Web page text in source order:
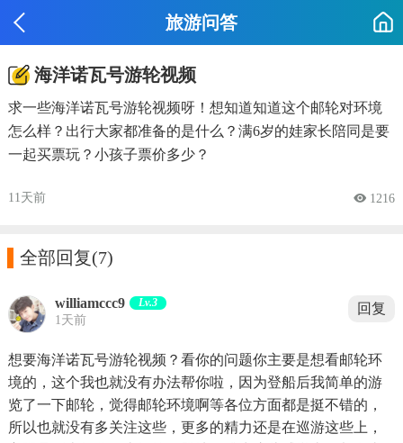
旅游问答
海洋诺瓦号游轮视频
求一些海洋诺瓦号游轮视频呀！想知道知道这个邮轮对环境
怎么样？出行大家都准备的是什么？满6岁的娃家长陪同是要
一起买票玩？小孩子票价多少？
11天前  1216
全部回复(7)
williamccc9 Lv.3
1天前
回复
想要海洋诺瓦号游轮视频？看你的问题你主要是想看邮轮环
境的，这个我也就没有办法帮你啦，因为登船后我简单的游
览了一下邮轮，觉得邮轮环境啊等各位方面都是挺不错的，
所以也就没有多关注这些，更多的精力还是在巡游这些上，